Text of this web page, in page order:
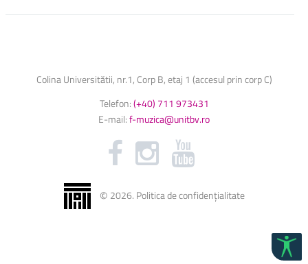
Colina Universitătii, nr.1, Corp B, etaj 1 (accesul prin corp C)
Telefon:(+40) 711 973431
E-mail:f-muzica@unitbv.ro
© 2026. Politica de confidențialitate